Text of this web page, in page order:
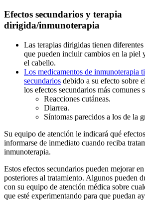
Efectos secundarios y terapia
dirigida/inmunoterapia
Las terapias dirigidas tienen
que pueden incluir cambios en la piel
el cabello.
Los medicamentos de inmunoterapia
secundarios debido a su efecto sobre
los efectos secundarios más comunes
Reacciones cutáneas.
Diarrea.
Síntomas parecidos a los de la
Su equipo de atención le indicará qué
informarse de inmediato cuando reciba
inmunoterapia.
Estos efectos secundarios pueden mejorar
posteriores al tratamiento. Algunos pueden
con su equipo de atención médica sobre
que esté experimentando para que puedan